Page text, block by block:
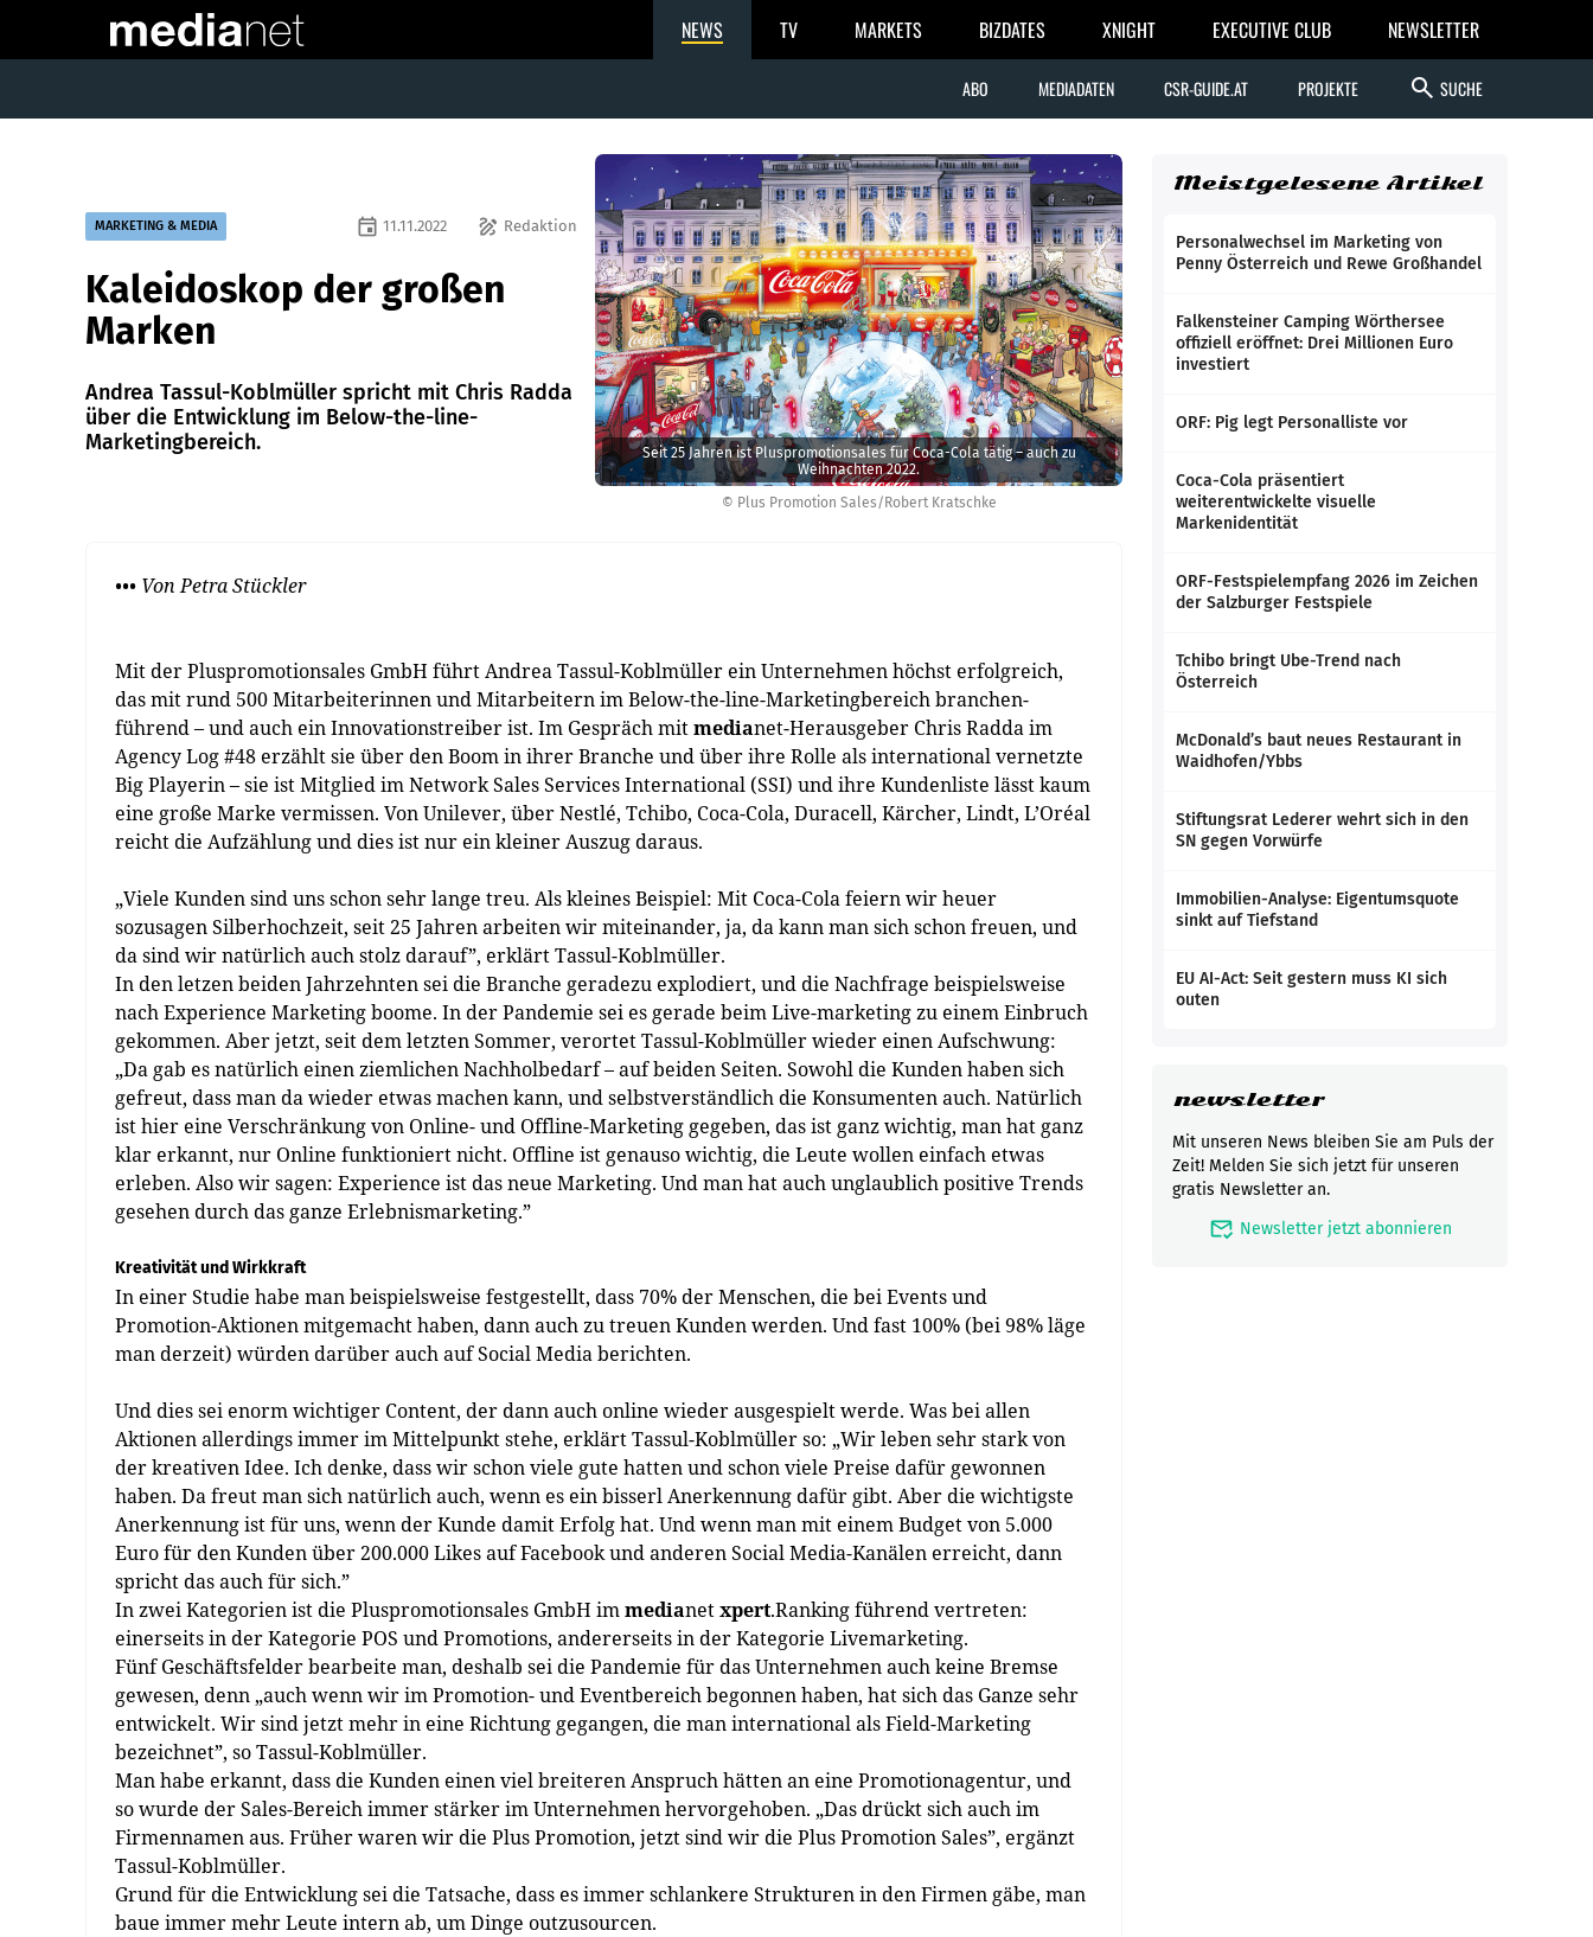
NEWS TV MARKETS BIZDATES XNIGHT EXECUTIVE CLUB NEWSLETTER
ABO MEDIADATEN CSR-GUIDE.AT PROJEKTE search SUCHE
© Plus Promotion Sales/Robert Kratschke
Seit 25 Jahren ist Pluspromotionsales für Coca-Cola tätig – auch zu
Weihnachten 2022.
MARKETING & MEDIA draw Redaktion
event 11.11.2022
Kaleidoskop der großen
Marken
Andrea Tassul-Koblmüller spricht mit Chris Radda
über die Entwicklung im Below-the-line-
Marketingbereich.
••• Von Petra Stückler
Mit der Pluspromotionsales GmbH führt Andrea ­Tassul-Koblmüller ein Unternehmen höchst erfolgreich,
das mit rund 500 Mitarbeiterinnen und Mitarbeitern im Below-the-line-Marketingbereich branchen­
führend – und auch ein Innovationstreiber ist. Im Gespräch mitmedianet-Herausgeber Chris Radda im
Agency Log #48 erzählt sie über den Boom in ihrer Branche und über ihre Rolle als international vernetzte
Big Playerin – sie ist Mitglied im Network Sales Services International (SSI) und ihre Kundenliste lässt kaum
eine große Marke vermissen. Von Unilever, über Nestlé, Tchibo, Coca-Cola, Duracell, Kärcher, Lindt, L’Oréal
reicht die Aufzählung und dies ist nur ein kleiner Auszug daraus.
„Viele Kunden sind uns schon sehr lange treu. Als kleines Beispiel: Mit Coca-Cola feiern wir heuer
sozusagen Silberhochzeit, seit 25 Jahren arbeiten wir miteinander, ja, da kann man sich schon freuen, und
da sind wir natürlich auch stolz darauf”, erklärt Tassul-Koblmüller.
In den letzen beiden Jahrzehnten sei die Branche geradezu explodiert, und die Nachfrage beispielsweise
nach Experience Marketing boome. In der Pandemie sei es gerade beim Live-marketing zu einem Einbruch
gekommen. Aber jetzt, seit dem letzten Sommer, verortet Tassul-Koblmüller wieder einen Aufschwung:
„Da gab es natürlich einen ziemlichen Nachholbedarf – auf beiden Seiten. Sowohl die Kunden haben sich
gefreut, dass man da wieder etwas machen kann, und selbstverständlich die Konsumenten auch. Natürlich
ist hier eine Verschränkung von Online- und Offline-Marketing gegeben, das ist ganz wichtig, man hat ganz
klar erkannt, nur Online funktioniert nicht. Offline ist genauso wichtig, die Leute wollen einfach etwas
erleben. Also wir sagen: Experience ist das neue Marketing. Und man hat auch unglaublich positive Trends
gesehen durch das ganze Erlebnismarketing.”
Kreativität und Wirkkraft
In einer Studie habe man beispielsweise festgestellt, dass 70% der Menschen, die bei Events und
Promotion-Aktionen mitgemacht haben, dann auch zu treuen Kunden werden. Und fast 100% (bei 98% läge
man derzeit) würden darüber auch auf Social Media berichten.
Und dies sei enorm wichtiger Content, der dann auch online wieder ausgespielt werde. Was bei allen
Aktionen allerdings immer im Mittelpunkt stehe, erklärt Tassul-Koblmüller so: „Wir leben sehr stark von
der kreativen Idee. Ich denke, dass wir schon viele gute hatten und schon viele Preise dafür gewonnen
haben. Da freut man sich natürlich auch, wenn es ein bisserl Anerkennung dafür gibt. Aber die wichtigste
Anerkennung ist für uns, wenn der Kunde damit Erfolg hat. Und wenn man mit einem Budget von 5.000
Euro für den Kunden über 200.000 Likes auf Facebook und anderen Social Media-Kanälen erreicht, dann
spricht das auch für sich.”
In zwei Kategorien ist die Pluspromotionsales GmbH immedianetxpert.Ranking führend vertreten:
einerseits in der Kategorie POS und Promotions, andererseits in der Kategorie Livemarketing.
Fünf Geschäftsfelder bearbeite man, deshalb sei die Pandemie für das Unternehmen auch keine Bremse
gewesen, denn „auch wenn wir im ­Promotion- und Eventbereich begonnen haben, hat sich das Ganze sehr
entwickelt. Wir sind jetzt mehr in eine Richtung gegangen, die man international als Field-Marketing
bezeichnet”, so ­Tassul-Koblmüller.
Man habe erkannt, dass die Kunden einen viel breiteren Anspruch hätten an eine Promotionagentur, und
so wurde der Sales-Bereich immer stärker im Unternehmen hervorgehoben. „Das drückt sich auch im
Firmennamen aus. Früher waren wir die Plus Promotion, jetzt sind wir die Plus Promotion Sales”, ergänzt
Tassul-Koblmüller.
Grund für die Entwicklung sei die Tatsache, dass es immer schlankere Strukturen in den Firmen gäbe, man
baue immer mehr Leute intern ab, um Dinge outzusourcen.
Meistgelesene Artikel
Personalwechsel im Marketing von
Penny Österreich und Rewe Großhandel
Falkensteiner Camping Wörthersee
offiziell eröffnet: Drei Millionen Euro
investiert
ORF: Pig legt Personalliste vor
Coca-Cola präsentiert
weiterentwickelte visuelle
Markenidentität
ORF-Festspielempfang 2026 im Zeichen
der Salzburger Festspiele
Tchibo bringt Ube-Trend nach
Österreich
McDonald’s baut neues Restaurant in
Waidhofen/Ybbs
Stiftungsrat Lederer wehrt sich in den
SN gegen Vorwürfe
Immobilien-Analyse: Eigentumsquote
sinkt auf Tiefstand
EU AI-Act: Seit gestern muss KI sich
outen
newsletter
Mit unseren News bleiben Sie am Puls der
Zeit! Melden Sie sich jetzt für unseren
gratis Newsletter an.
mark_email_read Newsletter jetzt abonnieren